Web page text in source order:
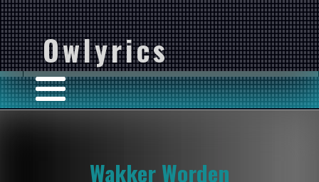
Owlyrics
Wakker Worden